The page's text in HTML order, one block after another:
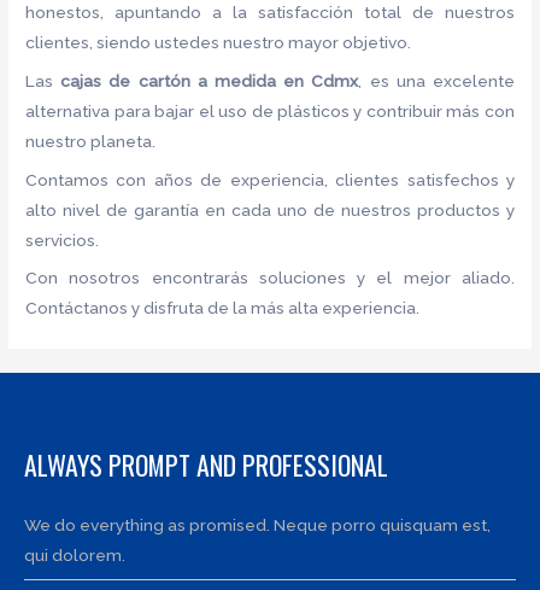
honestos, apuntando a la satisfacción total de nuestros
clientes, siendo ustedes nuestro mayor objetivo.
Lascajas de cartón a medida en Cdmx, es una excelente
alternativa para bajar el uso de plásticos y contribuir más con
nuestro planeta.
Contamos con años de experiencia, clientes satisfechos y
alto nivel de garantía en cada uno de nuestros productos y
servicios.
Con nosotros encontrarás soluciones y el mejor aliado.
Contáctanos y disfruta de la más alta experiencia.
ALWAYS PROMPT AND PROFESSIONAL
We do everything as promised. Neque porro quisquam est,
qui dolorem.